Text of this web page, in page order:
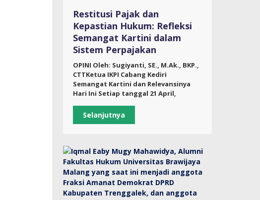
Restitusi Pajak dan
Kepastian Hukum: Refleksi
Semangat Kartini dalam
Sistem Perpajakan
OPINI Oleh: Sugiyanti, SE., M.Ak., BKP.,
CTTKetua IKPI Cabang Kediri
Semangat Kartini dan Relevansinya
Hari Ini Setiap tanggal 21 April,
Selanjutnya